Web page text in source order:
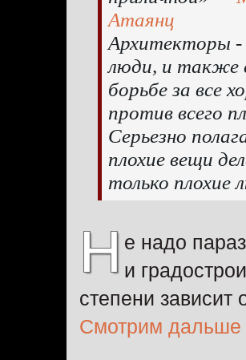
Атаянц
Архитекторы
люди, и также
борьбе за все
против всего
Серьезно
плохие вещи
только плохие
Н е надо
и
степени зависит
Смотрим